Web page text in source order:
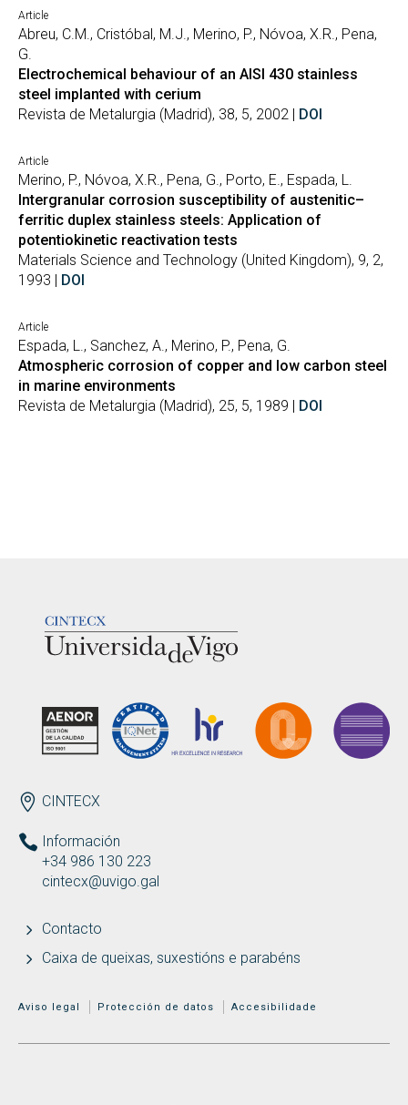
Article
Abreu, C.M., Cristóbal, M.J., Merino, P., Nóvoa, X.R., Pena,
G.
Electrochemical behaviour of an AISI 430 stainless
steel implanted with cerium
Revista de Metalurgia (Madrid), 38, 5, 2002 | DOI
Article
Merino, P., Nóvoa, X.R., Pena, G., Porto, E., Espada, L.
Intergranular corrosion susceptibility of austenitic–
ferritic duplex stainless steels: Application of
potentiokinetic reactivation tests
Materials Science and Technology (United Kingdom), 9, 2,
1993 | DOI
Article
Espada, L., Sanchez, A., Merino, P., Pena, G.
Atmospheric corrosion of copper and low carbon steel
in marine environments
Revista de Metalurgia (Madrid), 25, 5, 1989 | DOI
ENDEREZO
CINTECX
Información
+34 986 130 223
cintecx@uvigo.gal
Contacto
Caixa de queixas, suxestións e parabéns
MENÚ ADICIONAL
Aviso legal Protección de datos Accesibilidade